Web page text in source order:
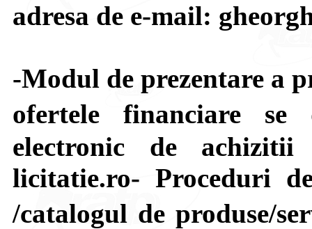
adresa de e-mail:
-Modul de prezentare a
ofertele financiare
electronic de
licitatie.ro- Proceduri
/catalogul de produse/